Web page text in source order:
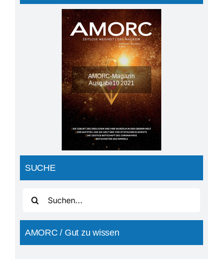
AMORC-Magazin
Ausgabe10 2021
SUCHE
nach:
AMORC / Gut zu wissen